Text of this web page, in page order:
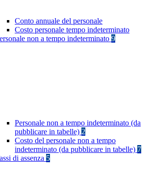
Conto annuale del personale
Costo personale tempo indeterminato
non a tempo indeterminato 9
Personale non a tempo indeterminato (da
pubblicare in tabelle) 2
Costo del personale non a tempo
indeterminato (da pubblicare in tabelle) 7
di assenza 5